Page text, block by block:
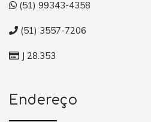
(51) 99343-4358
(51) 3557-7206
J 28.353
Endereço